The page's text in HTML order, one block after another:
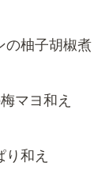
の柚子胡椒煮
マヨ和え
和え